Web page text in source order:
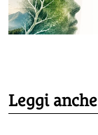
Leggi anche